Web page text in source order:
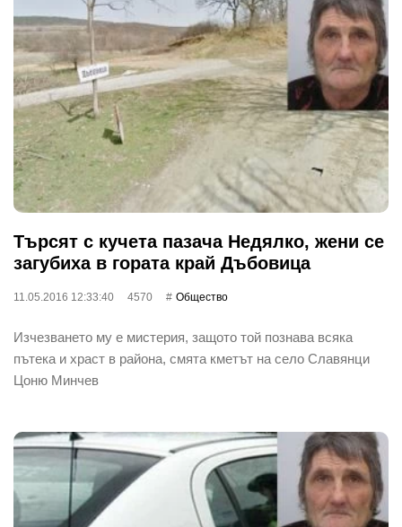
Търсят с кучета пазача Недялко, жени се
загубиха в гората край Дъбовица
11.05.2016 12:33:40 4570 Общество
Изчезването му е мистерия, защото той познава всяка
пътека и храст в района, смята кметът на село Славянци
Цоню Минчев